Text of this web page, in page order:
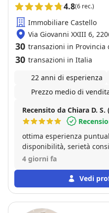
4.8(6 rec.)
Immobiliare Castello
Via Giovanni XXIII 6,
30 transazioni in Provincia
30 transazioni in Italia
22 anni di esperienza
Prezzo medio di
Recensito da Chiara D.
ottima esperienza
disponibilità, serietà
4 giorni fa
Vedi